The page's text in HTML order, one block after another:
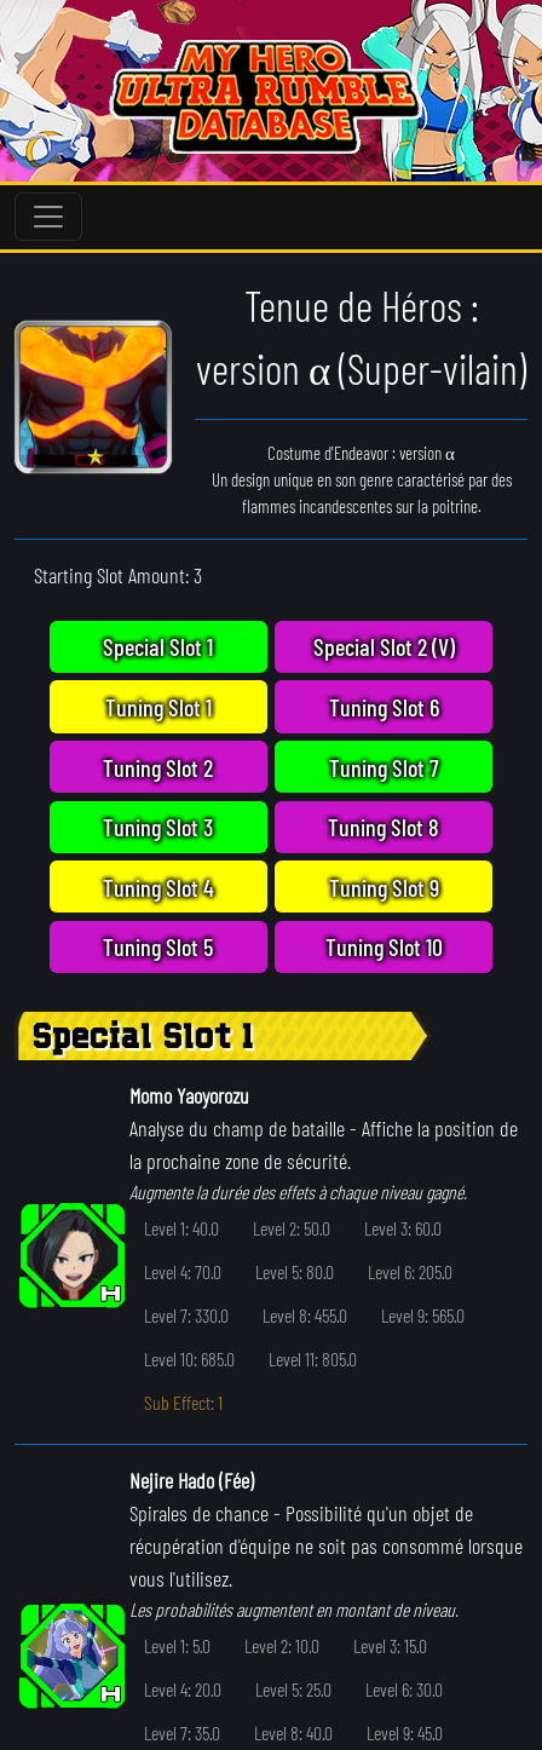
Tenue de Héros :
version α (Super-vilain)
Costume d'Endeavor : version α
Un design unique en son genre caractérisé par des
flammes incandescentes sur la poitrine.
Starting Slot Amount: 3
Special Slot 1
Tuning Slot 1
Tuning Slot 2
Tuning Slot 3
Tuning Slot 4
Tuning Slot 5
Special Slot 2 (V)
Tuning Slot 6
Tuning Slot 7
Tuning Slot 8
Tuning Slot 9
Tuning Slot 10
Special Slot 1
Momo Yaoyorozu
Analyse du champ de bataille- Affiche la position de
la prochaine zone de sécurité.
Augmente la durée des effets à chaque niveau gagné.
Level 1: 40.0
Level 2: 50.0
Level 3: 60.0
Level 4: 70.0
Level 5: 80.0
Level 6: 205.0
Level 7: 330.0
Level 8: 455.0
Level 9: 565.0
Level 10: 685.0
Level 11: 805.0
Sub Effect: 1
Nejire Hado (Fée)
Spirales de chance- Possibilité qu'un objet de
récupération d'équipe ne soit pas consommé lorsque
vous l'utilisez.
Les probabilités augmentent en montant de niveau.
Level 1: 5.0
Level 2: 10.0
Level 3: 15.0
Level 4: 20.0
Level 5: 25.0
Level 6: 30.0
Level 7: 35.0
Level 8: 40.0
Level 9: 45.0